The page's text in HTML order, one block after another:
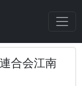
合会江南